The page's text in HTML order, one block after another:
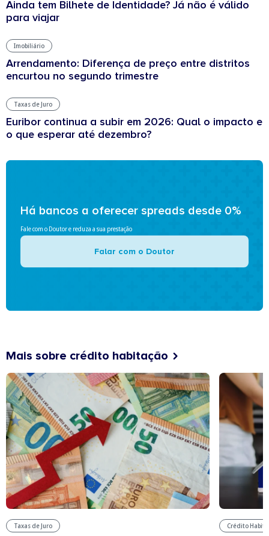
Ainda tem Bilhete de Identidade? Já não é válido
para viajar
Imobiliário
Arrendamento: Diferença de preço entre distritos
encurtou no segundo trimestre
Taxas de Juro
Euribor continua a subir em 2026: Qual o impacto e
o que esperar até dezembro?
Há bancos a oferecer spreads desde 0%
Fale com o Doutor e reduza a sua prestação
Falar com o Doutor
Mais sobre crédito habitação
Taxas de Juro Crédito